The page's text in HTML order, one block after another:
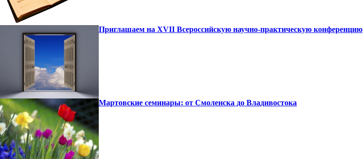
Приглашаем на XVII Всероссийскую научно-практическую конференцию
Мартовские семинары: от Смоленска до Владивостока